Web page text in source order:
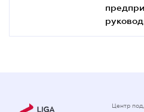
Центр